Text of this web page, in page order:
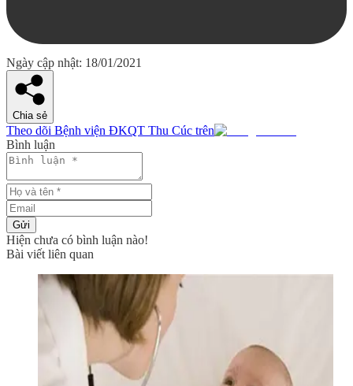
Ngày cập nhật: 18/01/2021
Chia sẻ
Theo dõi Bệnh viện ĐKQT Thu Cúc trên
Bình luận
Gửi
Hiện chưa có bình luận nào!
Bài viết liên quan